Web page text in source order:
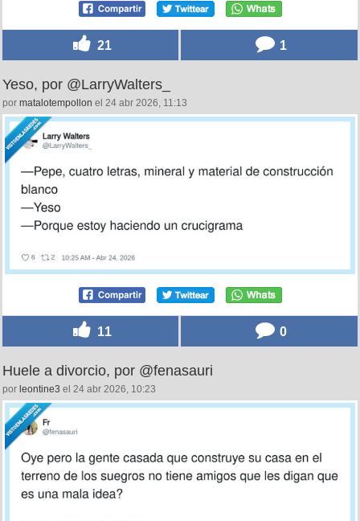
21 1
Yeso, por @LarryWalters_
por matalotempollon el 24 abr 2026, 11:13
11 0
Huele a divorcio, por @fenasauri
por leontine3 el 24 abr 2026, 10:23